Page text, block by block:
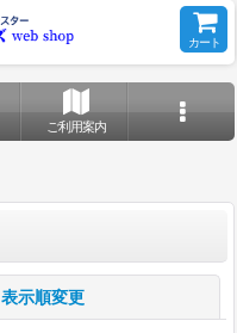
カート
ご利用案内
表示順変更